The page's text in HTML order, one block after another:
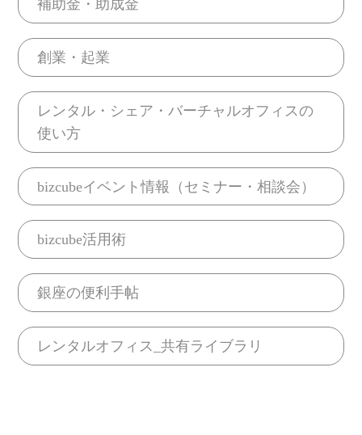
補助金・助成金
創業・起業
レンタル・シェア・バーチャルオフィスの
使い方
bizcubeイベント情報（セミナー・相談会）
bizcube活用術
銀座の便利手帖
レンタルオフィス_共有ライブラリ